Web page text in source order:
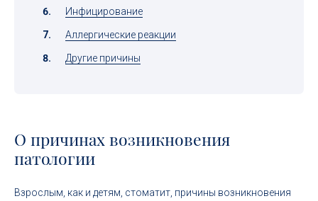
Инфицирование
Аллергические реакции
Другие причины
О причинах возникновения
патологии
Взрослым, как и детям, стоматит, причины возникновения